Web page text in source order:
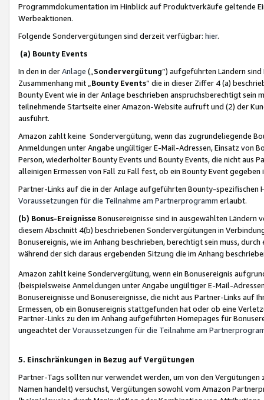
Programmdokumentation im Hinblick auf Produktverkäufe geltende
Werbeaktionen.
Folgende Sondervergütungen sind derzeit verfügbar: hier.
(a) Bounty Events
In den in derAnlage („ Sondervergütung“) aufgeführten Ländern
Zusammenhang mit „ Bounty Events“ die in dieser Ziffer 4 (a)
Bounty Event wie in der Anlage beschrieben anspruchsberechtigt sein
teilnehmende Startseite einer Amazon-Website aufruft und (2) der
ausführt.
Amazon zahlt keine Sondervergütung, wenn das zugrundeliegende
Anmeldungen unter Angabe ungültiger E-Mail-Adressen, Einsatz von
Person, wiederholter Bounty Events und Bounty Events, die nicht
alleinigen Ermessen von Fall zu Fall fest, ob ein Bounty Event
Partner-Links auf die in der Anlage aufgeführten Bounty-spezifischen
Voraussetzungen für die Teilnahme am Partnerprogramm erlaubt.
(b) Bonus-Ereignisse Bonusereignisse sind in ausgewählten Ländern
diesem Abschnitt 4(b) beschriebenen Sondervergütungen in
Bonusereignis, wie im Anhang beschrieben, berechtigt sein muss,
während der sich daraus ergebenden Sitzung die im Anhang
Amazon zahlt keine Sondervergütung, wenn ein Bonusereignis
(beispielsweise Anmeldungen unter Angabe ungültiger E-Mail-
Bonusereignisse und Bonusereignisse, die nicht aus Partner-Links auf
Ermessen, ob ein Bonusereignis stattgefunden hat oder ob eine
Partner-Links zu den im Anhang aufgeführten Homepages für
ungeachtet derVoraussetzungen für die Teilnahme am
5. Einschränkungen in Bezug auf Vergütungen
Partner-Tags sollten nur verwendet werden, um von den
Namen handelt) versuchst, Vergütungen sowohl vom Amazon